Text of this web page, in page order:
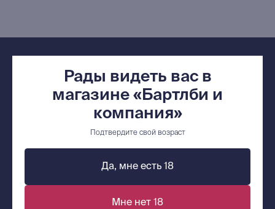
Рады видеть вас в
магазине «Бартлби и
компания»
Подтвердите свой возраст
Да, мне есть 18
Мне нет 18
+7 (921) 636-19-84
bartleby.sales@gmail.com